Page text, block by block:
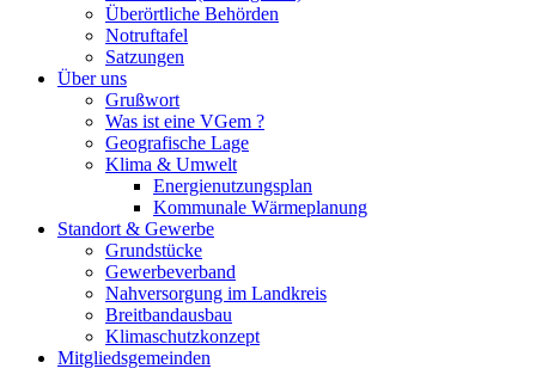
Überörtliche Behörden
Notruftafel
Satzungen
Über uns
Grußwort
Was ist eine VGem ?
Geografische Lage
Klima & Umwelt
Energienutzungsplan
Kommunale Wärmeplanung
Standort & Gewerbe
Grundstücke
Gewerbeverband
Nahversorgung im Landkreis
Breitbandausbau
Klimaschutzkonzept
Mitgliedsgemeinden